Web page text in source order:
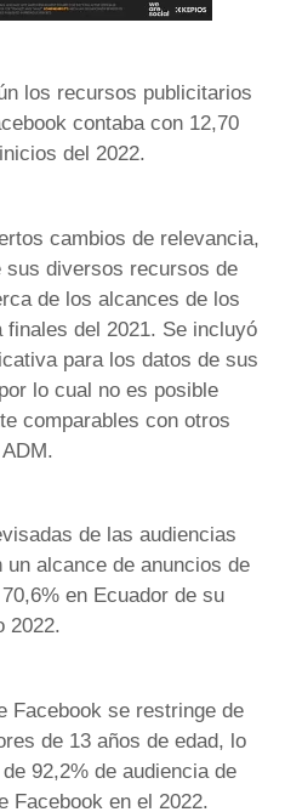
los recursos publicitarios
contaba con 12,70
del 2022.
cambios de relevancia,
sus diversos recursos de
de los alcances de los
del 2021. Se incluyó
para los datos de sus
lo cual no es posible
comparables con otros
de las audiencias
alcance de anuncios de
en Ecuador de su
2022.
Facebook se restringe de
de 13 años de edad, lo
92,2% de audiencia de
Facebook en el 2022.